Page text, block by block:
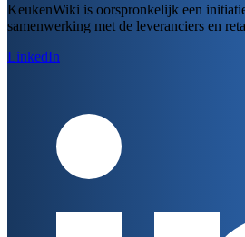
KeukenWiki is oorspronkelijk een
samenwerking met de leveranciers en
LinkedIn